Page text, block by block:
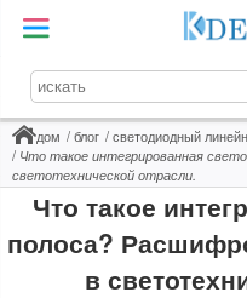
дом блог
светодиодный
Что такое интегрированная
светотехнической отрасли.
Что такое
полоса?
в